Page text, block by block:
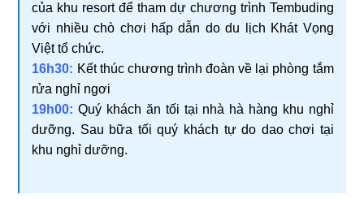
của khu resort để tham dự chương trình Tembuding
với nhiều chò chơi hấp dẫn do du lịch Khát Vọng
Việt tổ chức.
16h30: Kết thúc chương trình đoàn về lại phòng tắm
rửa nghỉ ngơi
19h00: Quý khách ăn tối tại nhà hà hàng khu nghỉ
dưỡng. Sau bữa tối quý khách tự do dao chơi tại
khu nghỉ dưỡng.